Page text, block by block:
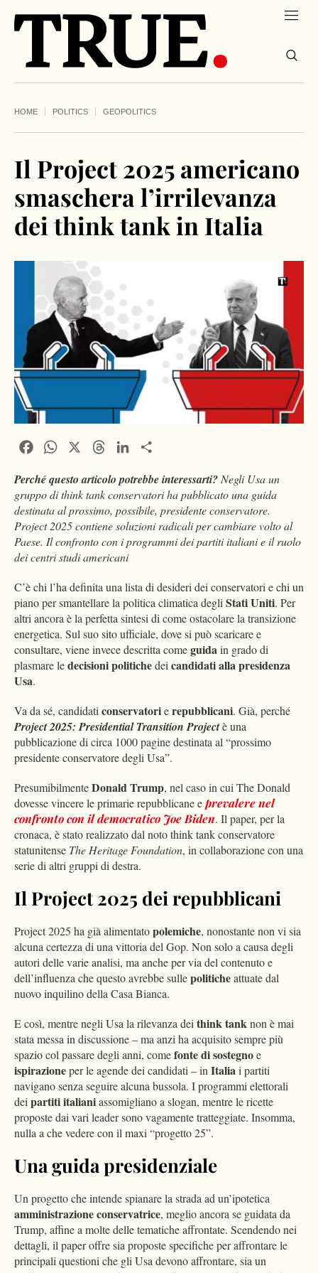
HOME POLITICS GEOPOLITICS
Il Project 2025 americano
smaschera l’irrilevanza
dei think tank in Italia
FacebookWhatsApp ThreadsLinkedIn
Perché questo articolo potrebbe interessarti?Negli Usa un
gruppo di think tank conservatori ha pubblicato una guida
destinata al prossimo, possibile, presidente conservatore.
Project 2025 contiene soluzioni radicali per cambiare volto al
Paese. Il confronto con i programmi dei partiti italiani e il ruolo
dei centri studi americani
C’è chi l’ha definita una lista di desideri dei conservatori e chi un
piano per smantellare la politica climatica degliStati Uniti. Per
altri ancora è la perfetta sintesi di come ostacolare la transizione
energetica. Sul suo sito ufficiale, dove si può scaricare e
consultare, viene invece descritta comeguidain grado di
plasmare ledecisioni politichedeicandidati alla presidenza
Usa.
Va da sé, candidaticonservatorierepubblicani. Già, perché
Project 2025: Presidential Transition Projectè una
pubblicazione di circa 1000 pagine destinata al “prossimo
presidente conservatore degli Usa”.
PresumibilmenteDonald Trump, nel caso in cui The Donald
dovesse vincere le primarie repubblicane eprevalere nel
confronto con il democratico Joe Biden. Il paper, per la
cronaca, è stato realizzato dal noto think tank conservatore
statunitense The Heritage Foundation, in collaborazione con una
serie di altri gruppi di destra.
Il Project 2025 dei repubblicani
Project 2025 ha già alimentatopolemiche, nonostante non vi sia
alcuna certezza di una vittoria del Gop. Non solo a causa degli
autori delle varie analisi, ma anche per via del contenuto e
dell’influenza che questo avrebbe sullepoliticheattuate dal
nuovo inquilino della Casa Bianca.
E così, mentre negli Usa la rilevanza deithink tanknon è mai
stata messa in discussione – ma anzi ha acquisito sempre più
spazio col passare degli anni, comefonte di sostegnoe
ispirazioneper le agende dei candidati – inItaliai partiti
navigano senza seguire alcuna bussola. I programmi elettorali
deipartiti italianiassomigliano a slogan, mentre le ricette
proposte dai vari leader sono vagamente tratteggiate. Insomma,
nulla a che vedere con il maxi “progetto 25”.
Una guida presidenziale
Un progetto che intende spianare la strada ad un’ipotetica
amministrazione conservatrice, meglio ancora se guidata da
Trump, affine a molte delle tematiche affrontate. Scendendo nei
dettagli, il paper offre sia proposte specifiche per affrontare le
principali questioni che gli Usa devono affrontare, sia un